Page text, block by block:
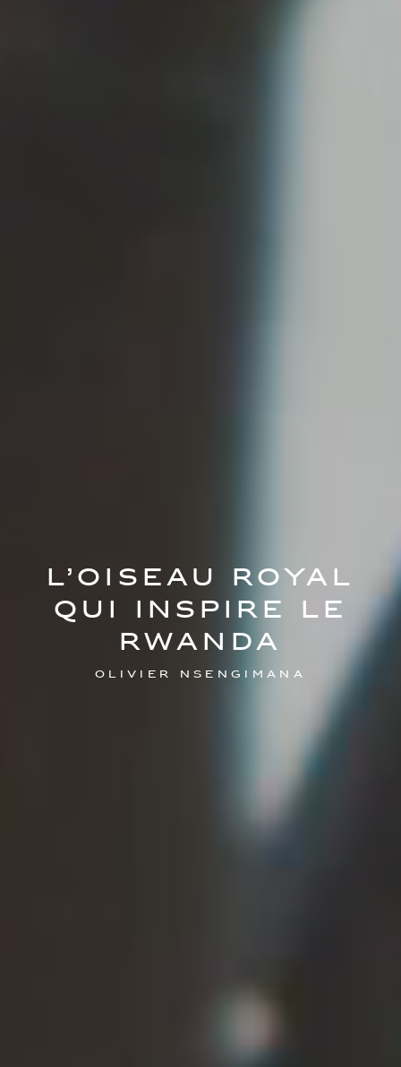
L’oiseau royal
qui inspire le
Rwanda
Olivier Nsengimana